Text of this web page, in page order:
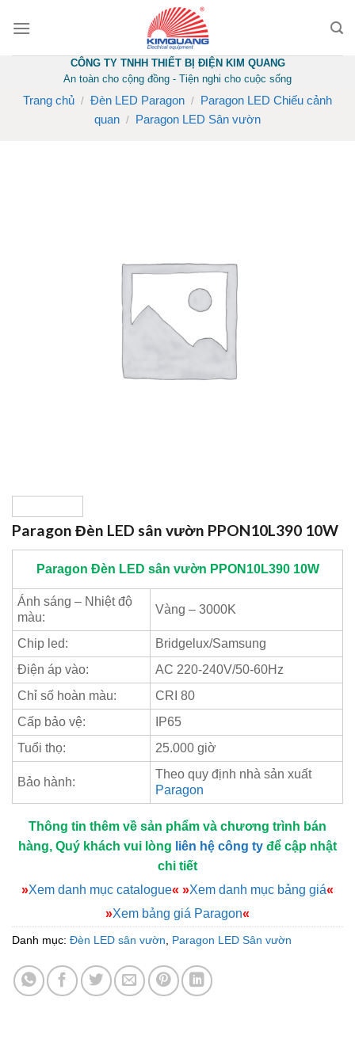
CÔNG TY TNHH THIẾT BỊ ĐIỆN KIM QUANG
An toàn cho cộng đồng - Tiện nghi cho cuộc sống
Trang chủ / Đèn LED Paragon /
Paragon LED Chiếu cảnh
quan / Paragon LED Sân vườn
Paragon Đèn LED sân vườn PPON10L390 10W
Paragon Đèn LED sân vườn PPON10L390 10W
Ánh sáng – Nhiệt độ
màu:
Vàng – 3000K
Chip led:
Bridgelux/Samsung
Điện áp vào:
AC 220-240V/50-60Hz
Chỉ số hoàn màu:
CRI 80
Cấp bảo vệ:
IP65
Tuổi thọ:
25.000 giờ
Bảo hành:
Theo quy định nhà sản xuất
Paragon
Thông tin thêm về sản phẩm và chương trình bán
hàng, Quý khách vui lòng liên hệ công ty để cập nhật
chi tiết
»Xem danh mục catalogue« »Xem danh mục bảng giá«
»Xem bảng giá Paragon«
Danh mục: Đèn LED sân vườn, Paragon LED Sân vườn